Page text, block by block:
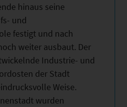
hinaus seine
und
festigt und nach
weiter ausbaut. Der
Industrie- und
der Stadt
Weise.
wurden